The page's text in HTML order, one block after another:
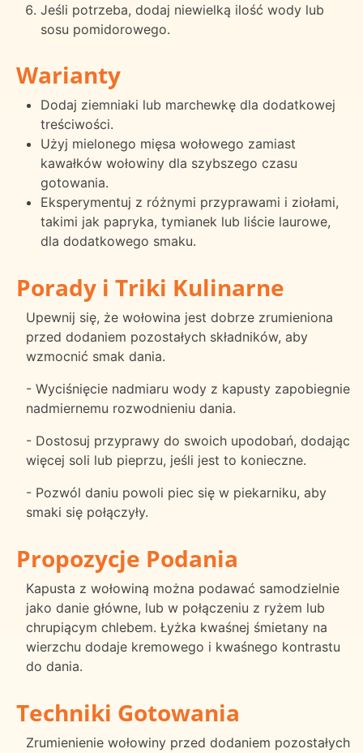
Jeśli potrzeba, dodaj niewielką ilość wody lub
sosu pomidorowego.
Warianty
Dodaj ziemniaki lub marchewkę dla dodatkowej
treściwości.
Użyj mielonego mięsa wołowego zamiast
kawałków wołowiny dla szybszego czasu
gotowania.
Eksperymentuj z różnymi przyprawami i ziołami,
takimi jak papryka, tymianek lub liście laurowe,
dla dodatkowego smaku.
Porady i Triki Kulinarne
Upewnij się, że wołowina jest dobrze zrumieniona
przed dodaniem pozostałych składników, aby
wzmocnić smak dania.
- Wyciśnięcie nadmiaru wody z kapusty zapobiegnie
nadmiernemu rozwodnieniu dania.
- Dostosuj przyprawy do swoich upodobań, dodając
więcej soli lub pieprzu, jeśli jest to konieczne.
- Pozwól daniu powoli piec się w piekarniku, aby
smaki się połączyły.
Propozycje Podania
Kapusta z wołowiną można podawać samodzielnie
jako danie główne, lub w połączeniu z ryżem lub
chrupiącym chlebem. Łyżka kwaśnej śmietany na
wierzchu dodaje kremowego i kwaśnego kontrastu
do dania.
Techniki Gotowania
Zrumienienie wołowiny przed dodaniem pozostałych